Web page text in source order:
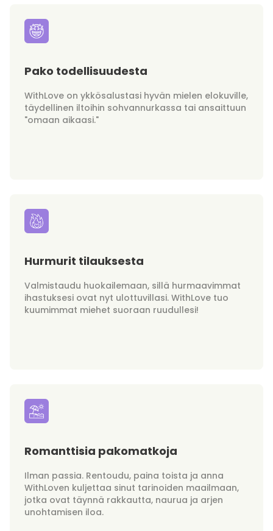
Pako todellisuudesta
WithLove on ykkösalustasi hyvän mielen elokuville,
täydellinen iltoihin sohvannurkassa tai ansaittuun
"omaan aikaasi."
Hurmurit tilauksesta
Valmistaudu huokailemaan, sillä hurmaavimmat
ihastuksesi ovat nyt ulottuvillasi. WithLove tuo
kuumimmat miehet suoraan ruudullesi!
Romanttisia pakomatkoja
Ilman passia. Rentoudu, paina toista ja anna
WithLoven kuljettaa sinut tarinoiden maailmaan,
jotka ovat täynnä rakkautta, naurua ja arjen
unohtamisen iloa.